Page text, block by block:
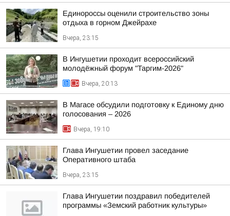
Единороссы оценили строительство зоны
отдыха в горном Джейрахе
Вчера, 23:15
В Ингушетии проходит всероссийский
молодёжный форум "Таргим-2026"
Вчера, 20:13
В Магасе обсудили подготовку к Единому дню
голосования – 2026
Вчера, 19:10
Глава Ингушетии провел заседание
Оперативного штаба
Вчера, 23:15
Глава Ингушетии поздравил победителей
программы «Земский работник культуры»